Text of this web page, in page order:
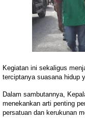
Kegiatan ini sekaligus
terciptanya suasana hidup
Dalam sambutannya,
menekankan arti penting
persatuan dan kerukunan